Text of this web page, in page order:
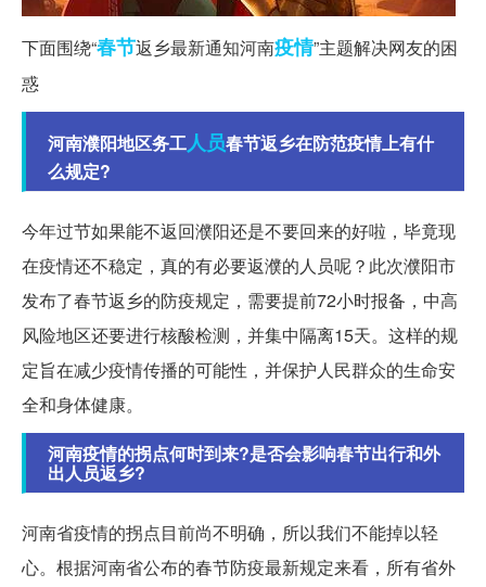
下面围绕“春节返乡最新通知河南疫情”主题解决网友的困
惑
河南濮阳地区务工人员春节返乡在防范疫情上有什
么规定?
今年过节如果能不返回濮阳还是不要回来的好啦，毕竟现
在疫情还不稳定，真的有必要返濮的人员呢？此次濮阳市
发布了春节返乡的防疫规定，需要提前72小时报备，中高
风险地区还要进行核酸检测，并集中隔离15天。这样的规
定旨在减少疫情传播的可能性，并保护人民群众的生命安
全和身体健康。
河南疫情的拐点何时到来?是否会影响春节出行和外
出人员返乡?
河南省疫情的拐点目前尚不明确，所以我们不能掉以轻
心。根据河南省公布的春节防疫最新规定来看，所有省外